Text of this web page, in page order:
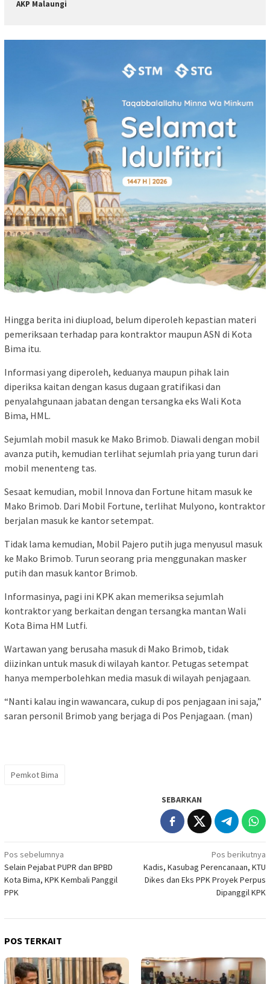
AKP Malaungi
Hingga berita ini diupload, belum diperoleh kepastian materi
pemeriksaan terhadap para kontraktor maupun ASN di Kota
Bima itu.
Informasi yang diperoleh, keduanya maupun pihak lain
diperiksa kaitan dengan kasus dugaan gratifikasi dan
penyalahgunaan jabatan dengan tersangka eks Wali Kota
Bima, HML.
Sejumlah mobil masuk ke Mako Brimob. Diawali dengan mobil
avanza putih, kemudian terlihat sejumlah pria yang turun dari
mobil menenteng tas.
Sesaat kemudian, mobil Innova dan Fortune hitam masuk ke
Mako Brimob. Dari Mobil Fortune, terlihat Mulyono, kontraktor
berjalan masuk ke kantor setempat.
Tidak lama kemudian, Mobil Pajero putih juga menyusul masuk
ke Mako Brimob. Turun seorang pria menggunakan masker
putih dan masuk kantor Brimob.
Informasinya, pagi ini KPK akan memeriksa sejumlah
kontraktor yang berkaitan dengan tersangka mantan Wali
Kota Bima HM Lutfi.
Wartawan yang berusaha masuk di Mako Brimob, tidak
diizinkan untuk masuk di wilayah kantor. Petugas setempat
hanya memperbolehkan media masuk di wilayah penjagaan.
“Nanti kalau ingin wawancara, cukup di pos penjagaan ini saja,”
saran personil Brimob yang berjaga di Pos Penjagaan. (man)
Pemkot Bima
SEBARKAN
Navigasi
pos
Pos sebelumnya
Selain Pejabat PUPR dan BPBD
Kota Bima, KPK Kembali Panggil
PPK
Pos berikutnya
Kadis, Kasubag Perencanaan, KTU
Dikes dan Eks PPK Proyek Perpus
Dipanggil KPK
POS TERKAIT